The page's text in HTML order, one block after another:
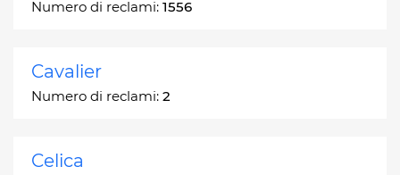
Numero di reclami: 1556
Cavalier
Numero di reclami: 2
Celica